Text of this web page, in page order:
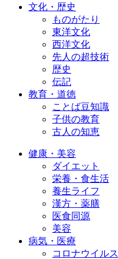
文化・歴史
ものがたり
東洋文化
西洋文化
先人の超技術
歴史
伝記
教育・道徳
ことば豆知識
子供の教育
古人の知恵
健康・美容
ダイエット
栄養・食生活
養生ライフ
漢方・薬膳
医食同源
美容
病気・医療
コロナウイルス